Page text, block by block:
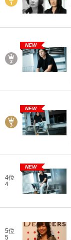
NEW
NEW
4位
4
NEW
5位
5